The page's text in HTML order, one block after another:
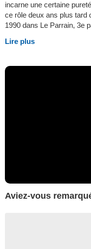
incarne une certaine
ce rôle deux ans plus tard
1990 dans Le Parrain, 3e
Lire plus
Aviez-vous